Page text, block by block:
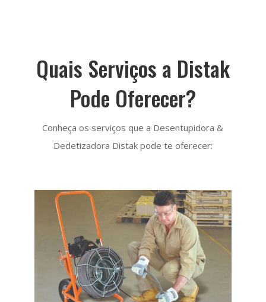
Quais Serviços a Distak
Pode Oferecer?
Conheça os serviços que a Desentupidora &
Dedetizadora Distak pode te oferecer: